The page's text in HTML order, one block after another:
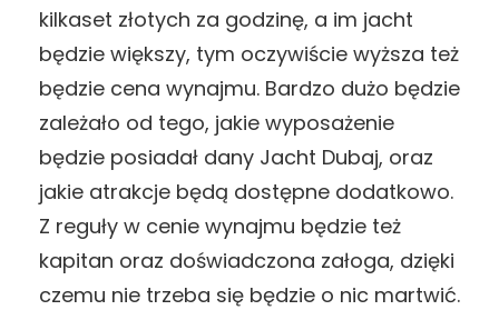
kilkaset złotych za godzinę, a im jacht
będzie większy, tym oczywiście wyższa też
będzie cena wynajmu. Bardzo dużo będzie
zależało od tego, jakie wyposażenie
będzie posiadał dany Jacht Dubaj, oraz
jakie atrakcje będą dostępne dodatkowo.
Z reguły w cenie wynajmu będzie też
kapitan oraz doświadczona załoga, dzięki
czemu nie trzeba się będzie o nic martwić.